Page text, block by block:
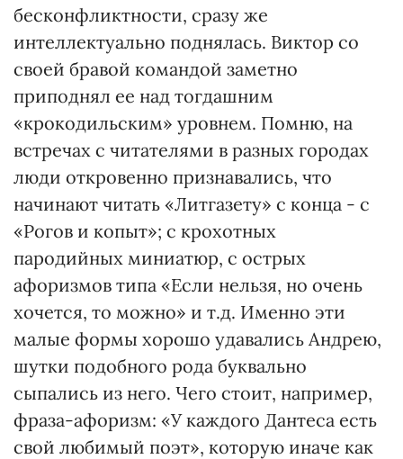
бесконфликтности, сразу же
интеллектуально поднялась. Виктор со
своей бравой командой заметно
приподнял ее над тогдашним
«крокодильским» уровнем. Помню, на
встречах с читателями в разных городах
люди откровенно признавались, что
начинают читать «Литгазету» с конца - с
«Рогов и копыт»; с крохотных
пародийных миниатюр, с острых
афоризмов типа «Если нельзя, но очень
хочется, то можно» и т.д. Именно эти
малые формы хорошо удавались Андрею,
шутки подобного рода буквально
сыпались из него. Чего стоит, например,
фраза-афоризм: «У каждого Дантеса есть
свой любимый поэт», которую иначе как